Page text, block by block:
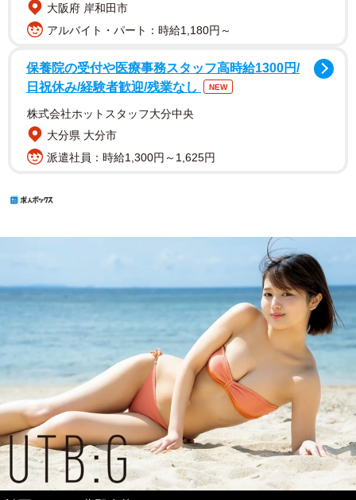
大阪府 岸和田市
アルバイト・パート：時給1,180円～
保養院の受付や医療事務スタッフ高時給1300円/
日祝休み/経験者歓迎/残業なし
NEW
株式会社ホットスタッフ大分中央
大分県 大分市
派遣社員：時給1,300円～1,625円